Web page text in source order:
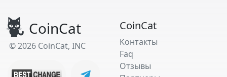
CoinCat
© 2026 CoinCat, INC
CoinCat
Контакты
Faq
Отзывы